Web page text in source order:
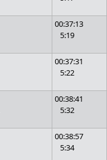
00:37:13
5:19
00:37:31
5:22
00:38:41
5:32
00:38:57
5:34